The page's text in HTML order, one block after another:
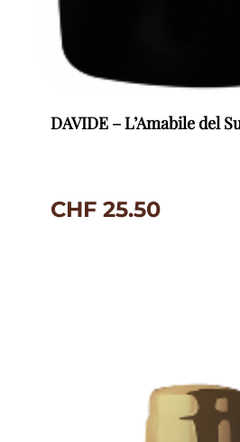
DAVIDE – L’Amabile del
CHF 25.50